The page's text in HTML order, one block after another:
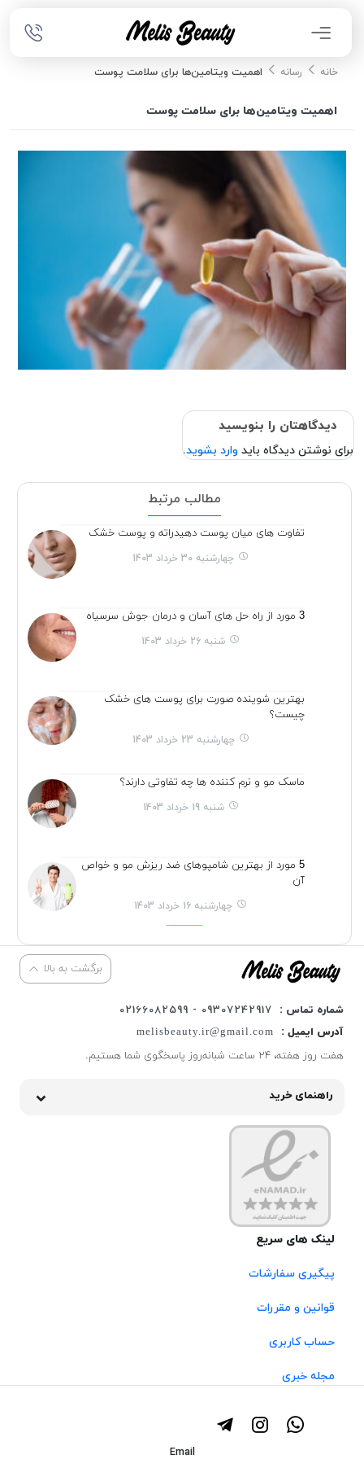
خانه رسانه اهمیت ویتامین‌ها برای سلامت پوست
اهمیت ویتامین‌ها برای سلامت پوست
دیدگاهتان را بنویسید
برای نوشتن دیدگاه باید وارد بشوید.
مطالب مرتبط
تفاوت های میان پوست دهیدراته و پوست خشک
چهارشنبه 30 خرداد 1403
3 مورد از راه حل های آسان و درمان جوش سرسیاه
شنبه 26 خرداد 1403
بهترین شوینده صورت برای پوست های خشک
چیست؟
چهارشنبه 23 خرداد 1403
ماسک مو و نرم کننده ها چه تفاوتی دارند؟
شنبه 19 خرداد 1403
5 مورد از بهترین شامپوهای ضد ریزش مو و خواص
آن
چهارشنبه 16 خرداد 1403
برگشت به بالا
شماره تماس :
09307242917 - 02166082599
آدرس ایمیل :
melisbeauty.ir@gmail.com
هفت روز هفته، ۲۴ ساعت شبانه‌روز پاسخگوی شما هستیم.
راهنمای خرید
لینک های سریع
پیگیری سفارشات
قوانین و مقررات
حساب کاربری
مجله خبری
Email